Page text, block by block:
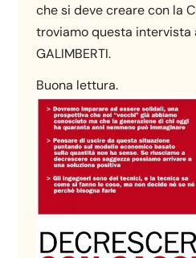
che si deve creare con la
troviamo questa intervista
GALIMBERTI.
Buona lettura.